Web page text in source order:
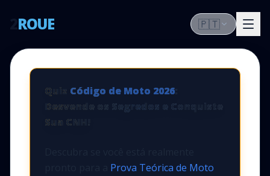
ROUE 🇵🇹
Quiz Código de Moto 2026:
Desvende os Segredos e Conquiste
Sua CNH!
Prova Teórica de Moto